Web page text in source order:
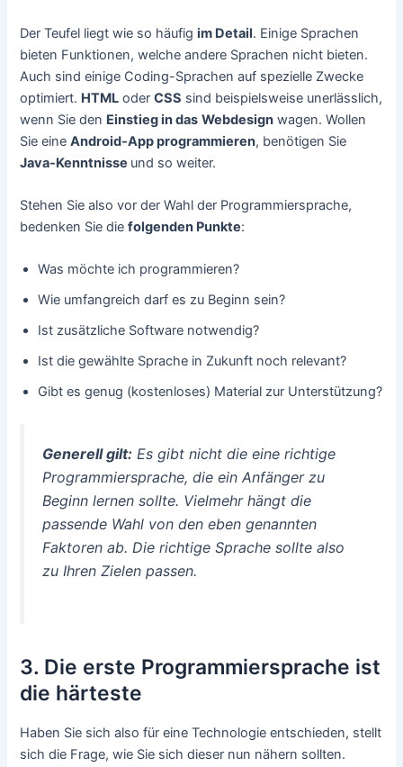
Der Teufel liegt wie so häufigim Detail. Einige Sprachen
bieten Funktionen, welche andere Sprachen nicht bieten.
Auch sind einige Coding-Sprachen auf spezielle Zwecke
optimiert. HTML oderCSS sind beispielsweise unerlässlich,
wenn Sie den Einstieg in das Webdesign wagen. Wollen
Sie eineAndroid-App programmieren, benötigen Sie
Java-Kenntnisse und so weiter.
Stehen Sie also vor der Wahl der Programmiersprache,
bedenken Sie diefolgenden Punkte:
Was möchte ich programmieren?
Wie umfangreich darf es zu Beginn sein?
Ist zusätzliche Software notwendig?
Ist die gewählte Sprache in Zukunft noch relevant?
Gibt es genug (kostenloses) Material zur Unterstützung?
Generell gilt: Es gibt nicht die eine richtige
Programmiersprache, die ein Anfänger zu
Beginn lernen sollte. Vielmehr hängt die
passende Wahl von den eben genannten
Faktoren ab. Die richtige Sprache sollte also
zu Ihren Zielen passen.
3. Die erste Programmiersprache ist
die härteste
Haben Sie sich also für eine Technologie entschieden, stellt
sich die Frage, wie Sie sich dieser nun nähern sollten.